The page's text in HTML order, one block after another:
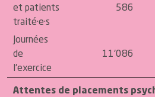
et patients
traité·e·s
586
Journées
de
l'exercice
11'086
Attentes de placements